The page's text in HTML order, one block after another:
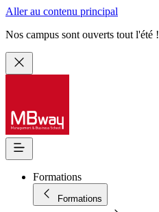
Aller au contenu principal
Nos campus sont ouverts tout l'été !
Formations
Formations